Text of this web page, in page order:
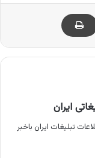
ایران
تبلیغات ایران باخبر